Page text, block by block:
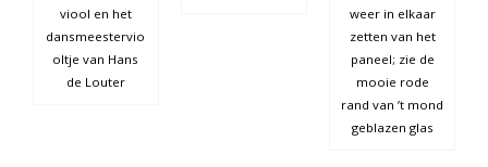
viool en het
dansmeestervio
oltje van Hans
de Louter
weer in elkaar
zetten van het
paneel; zie de
mooie rode
rand van ’t mond
geblazen glas